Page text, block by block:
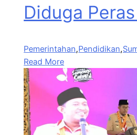
Diduga
Pemerintahan,Pendidikan,
Read More